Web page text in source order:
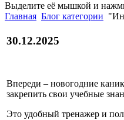
Выделите её мышкой и
Главная Блог категории
30.12.2025
Впереди – новогодние
закрепить свои учебные
Это удобный тренажер и